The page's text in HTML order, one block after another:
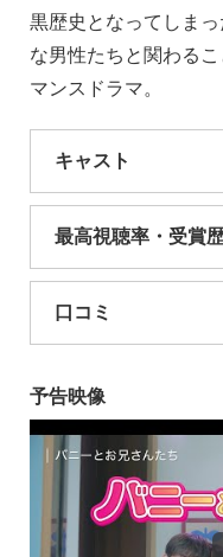
黒歴史となってしま
な男性たちと関わる
マンスドラマ。
キャスト
最高視聴率・受賞
口コミ
予告映像